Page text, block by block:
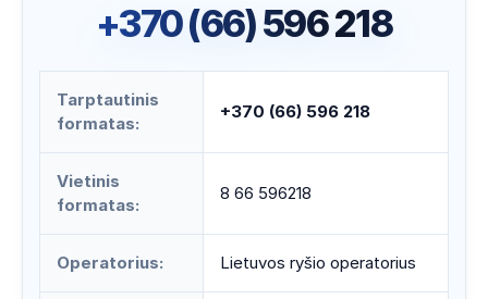
+370 (66) 596 218
Tarptautinis
formatas:
+370 (66) 596 218
Vietinis
formatas:
8 66 596218
Operatorius: Lietuvos ryšio operatorius